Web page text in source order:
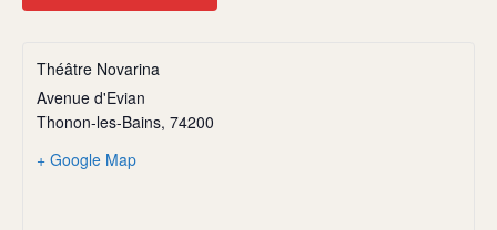
Théâtre Novarina
Avenue d'Evian
Thonon-les-Bains, 74200
+ Google Map